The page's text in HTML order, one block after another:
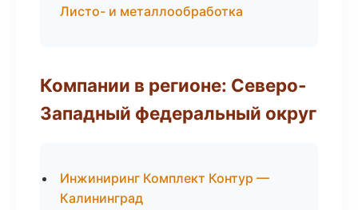
Листо- и металлообработка
Компании в регионе: Северо-
Западный федеральный округ
Инжиниринг Комплект Контур —
Калининград